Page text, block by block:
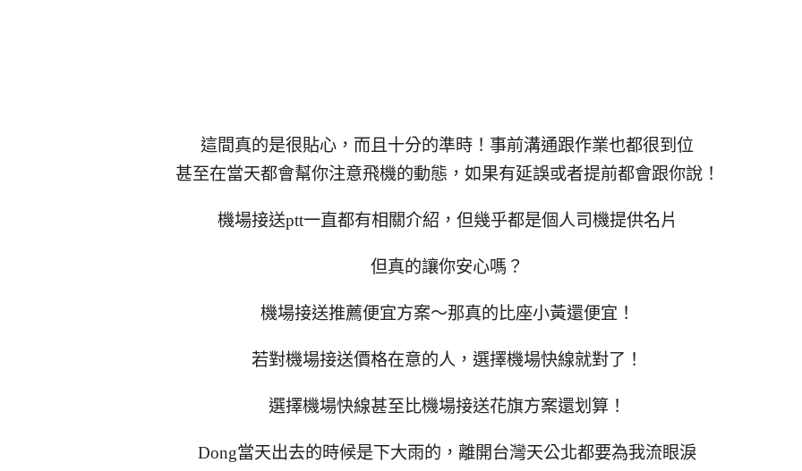
這間真的是很貼心，而且十分的準時！事前溝通跟作業也都很到位
甚至在當天都會幫你注意飛機的動態，如果有延誤或者提前都會跟你說！
機場接送ptt一直都有相關介紹，但幾乎都是個人司機提供名片
但真的讓你安心嗎？
機場接送推薦便宜方案～那真的比座小黃還便宜！
若對機場接送價格在意的人，選擇機場快線就對了！
選擇機場快線甚至比機場接送花旗方案還划算！
Dong當天出去的時候是下大雨的，離開台灣天公北都要為我流眼淚